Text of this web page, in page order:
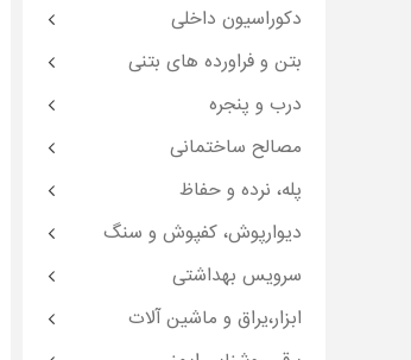
دکوراسیون داخلی
بتن و فراورده های بتنی
درب و پنجره
مصالح ساختمانی
پله، نرده و حفاظ
دیوارپوش، کفپوش و سنگ
سرویس بهداشتی
ابزار،یراق و ماشین آلات